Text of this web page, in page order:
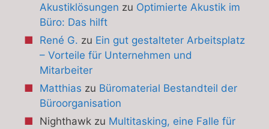
Akustiklösungen zu Optimierte Akustik im
Büro: Das hilft
René G. zu Ein gut gestalteter Arbeitsplatz
– Vorteile für Unternehmen und
Mitarbeiter
Matthias zu Büromaterial Bestandteil der
Büroorganisation
Nighthawkzu Multitasking, eine Falle für